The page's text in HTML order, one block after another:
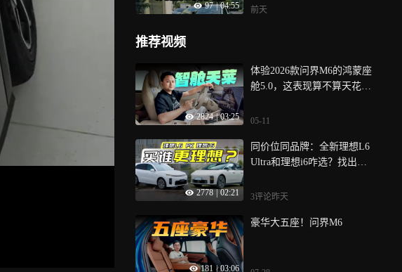
97 | 04:55 前天
推荐视频
2824 | 03:25
体验2026款问界M6的鸿蒙座
舱5.0，这表现算不算天花
05-11
2778 02:21
同价位同品牌：全新理想L6
Ultra和理想i6咋选？找出不
3评论昨天
181 | 03:06
豪华大五座！问界M6